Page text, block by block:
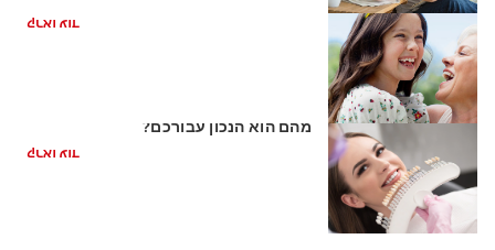
קראו עוד
מהם הוא הנכון עבורכם?
קראו עוד